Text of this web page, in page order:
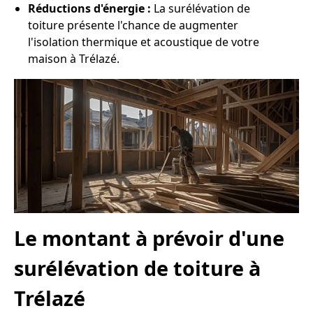
Réductions d'énergie : La surélévation de
toiture présente l'chance de augmenter
l'isolation thermique et acoustique de votre
maison à Trélazé.
Le montant à prévoir d'une
surélévation de toiture à
Trélazé